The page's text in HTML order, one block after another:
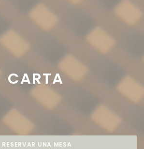
CARTA
RESERVAR UNA MESA